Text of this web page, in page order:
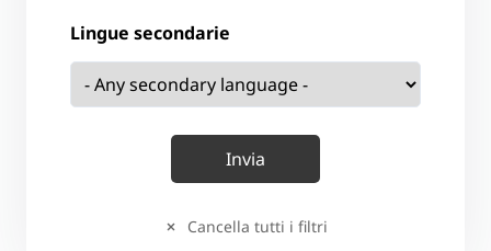
Lingue secondarie
Cancella tutti i filtri